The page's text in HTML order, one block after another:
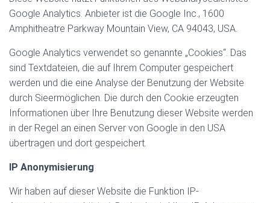
Google Analytics. Anbieter ist die Google Inc., 1600
Amphitheatre Parkway Mountain View, CA 94043, USA.
Google Analytics verwendet so genannte „Cookies“. Das
sind Textdateien, die auf Ihrem Computer gespeichert
werden und die eine Analyse der Benutzung der Website
durch Sieermöglichen. Die durch den Cookie erzeugten
Informationen über Ihre Benutzung dieser Website werden
in der Regel an einen Server von Google in den USA
übertragen und dort gespeichert.
IP Anonymisierung
Wir haben auf dieser Website die Funktion IP-